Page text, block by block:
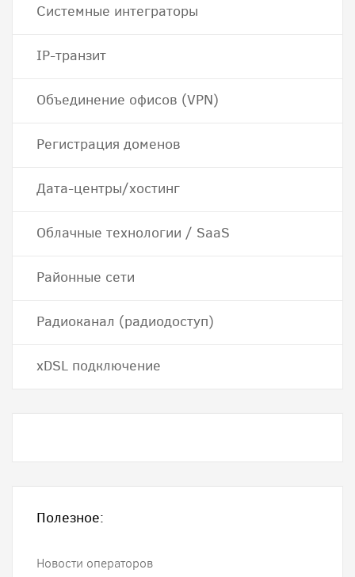
Системные интеграторы
IP-транзит
Объединение офисов (VPN)
Регистрация доменов
Дата-центры/хостинг
Облачные технологии / SaaS
Районные сети
Радиоканал (радиодоступ)
хDSL подключение
Полезное:
Новости операторов